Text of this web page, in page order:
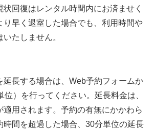
回復はレンタル時間内にお済ませく
り早く退室した場合でも、利用時間や
たしません。
延長する場合は、Web予約フォームか
位）を行ってください。延長料金は、
適用されます。予約の有無にかかわら
時間を超過した場合、30分単位の延長